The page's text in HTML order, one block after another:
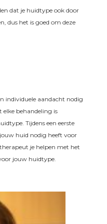
dat je huidtype ook door
dus het is goed om deze
individuele aandacht nodig
behandeling is
Tijdens een eerste
huid nodig heeft voor
je helpen met het
jouw huidtype.